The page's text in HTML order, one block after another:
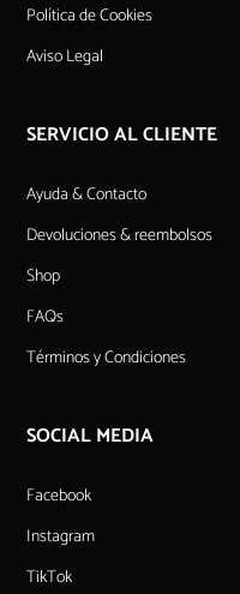
Política de Cookies
Aviso Legal
SERVICIO AL CLIENTE
Ayuda & Contacto
Devoluciones & reembolsos
Shop
FAQs
Términos y Condiciones
SOCIAL MEDIA
Facebook
Instagram
TikTok